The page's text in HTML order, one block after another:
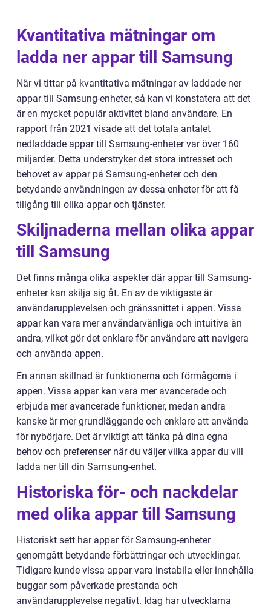
Kvantitativa mätningar om
ladda ner appar till Samsung
När vi tittar på kvantitativa mätningar av laddade ner
appar till Samsung-enheter, så kan vi konstatera att det
är en mycket populär aktivitet bland användare. En
rapport från 2021 visade att det totala antalet
nedladdade appar till Samsung-enheter var över 160
miljarder. Detta understryker det stora intresset och
behovet av appar på Samsung-enheter och den
betydande användningen av dessa enheter för att få
tillgång till olika appar och tjänster.
Skiljnaderna mellan olika appar
till Samsung
Det finns många olika aspekter där appar till Samsung-
enheter kan skilja sig åt. En av de viktigaste är
användarupplevelsen och gränssnittet i appen. Vissa
appar kan vara mer användarvänliga och intuitiva än
andra, vilket gör det enklare för användare att navigera
och använda appen.
En annan skillnad är funktionerna och förmågorna i
appen. Vissa appar kan vara mer avancerade och
erbjuda mer avancerade funktioner, medan andra
kanske är mer grundläggande och enklare att använda
för nybörjare. Det är viktigt att tänka på dina egna
behov och preferenser när du väljer vilka appar du vill
ladda ner till din Samsung-enhet.
Historiska för- och nackdelar
med olika appar till Samsung
Historiskt sett har appar för Samsung-enheter
genomgått betydande förbättringar och utvecklingar.
Tidigare kunde vissa appar vara instabila eller innehålla
buggar som påverkade prestanda och
användarupplevelse negativt. Idag har utvecklarna